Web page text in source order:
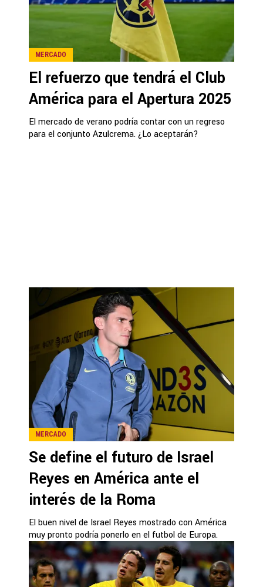
MERCADO
El refuerzo que tendrá el Club
América para el Apertura 2025
El mercado de verano podría contar con un regreso
para el conjunto Azulcrema. ¿Lo aceptarán?
MERCADO
Se define el futuro de Israel
Reyes en América ante el
interés de la Roma
El buen nivel de Israel Reyes mostrado con América
muy pronto podría ponerlo en el futbol de Europa.